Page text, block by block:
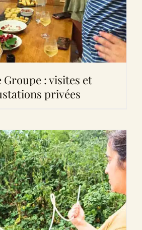
Groupe : visites et
privées